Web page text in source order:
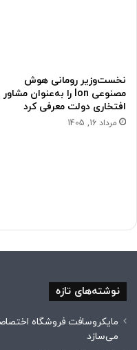
نخست‌وزیر رومانی هوش
مصنوعی Ion را به‌عنوان مشاور
افتخاری دولت معرفی کرد
مرداد 16, 1405
نوشته‌های تازه
مایکروسافت فروشگاه
می‌سازد